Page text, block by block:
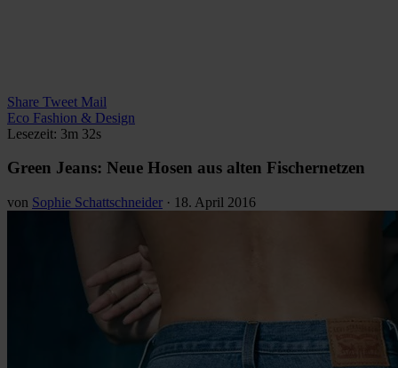
Share Tweet Mail
Eco Fashion & Design
Lesezeit: 3m 32s
Green Jeans: Neue Hosen aus alten Fischernetzen
von Sophie Schattschneider · 18. April 2016